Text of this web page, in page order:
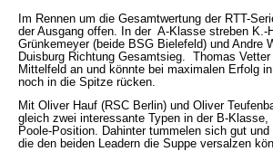
Im Rennen um die Gesamtwertung der RTT-
der Ausgang offen. In der A-Klasse streben K.-
Grünkemeyer (beide BSG Bielefeld) und Andre
Duisburg Richtung Gesamtsieg. Thomas
Mittelfeld an und könnte bei maximalen Erfolg
noch in die Spitze rücken.
Mit Oliver Hauf (RSC Berlin) und Oliver
gleich zwei interessante Typen in der B-
Poole-Position. Dahinter tummelen sich gut
die den beiden Leadern die Suppe versalzen